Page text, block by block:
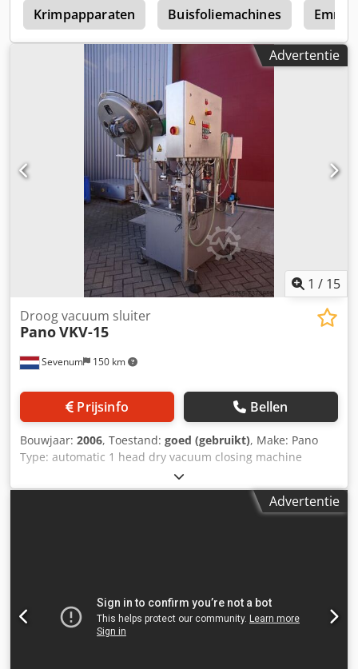
Krimpapparaten Buisfoliemachines
Advertentie
1 / 15
Sevenum 150 km
Droog vacuum sluiter
PanoVKV-15
Prijsinfo Bellen
Bouwjaar: 2006, Toestand: goed (gebruikt), Make: Pano
Type: automatic 1 head dry vacuum closing machine
Chodpfx Aioibba Re Rea Model: VKV-15 Serial number: 05-
122 Construction year: 2006 Capacity: up to 1.200 jars per
hour Frame: stainless steel 1.4301 (AISI 304) Power supply:
Advertentie